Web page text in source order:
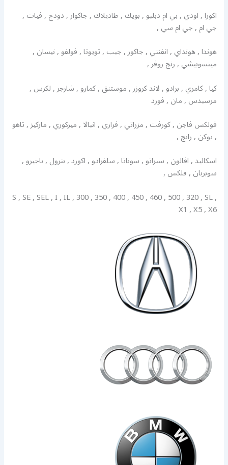
اكورا , اودي , بي ام دبليو , بويك , طاديلاك , جاكوار , دودج , فيات ,
جي ام , جي ام سي ,
هوندا , هونداي , انفنتي , جاكور , جيب , تويوتا , فولفو , نيسان ,
ميتسوبيشي , رنج روفر ,
كيا , كامري , برادو , لاند كروزر , موستنق , كمارو , شارجر , لكزس ,
مرسيدس , مان , فورد
فولكس فاجن , كورفت , مزراتي , فراري , انيالا , ميركوري , ماركيز , تاهو
, يوكن , رانج ,
اسكاليد , افالون , سيراتو , سوناتا , سلفرادو , اكورد , بترول , باجيرو ,
سوبربان , فلكس ,
S , SE , SEL , I , IL , 300 , 350 , 400 , 450 , 460 , 500 , 320 , SL ,
X1 , X5 , X6